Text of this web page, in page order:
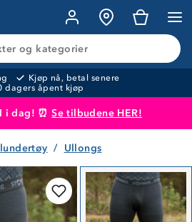
og kategorier
Kjøp nå, betal senere
dagers åpent kjøp
i dag! ⏰Se tilbudene HER!
lagt i handlekurven Til kassen
Ullongs